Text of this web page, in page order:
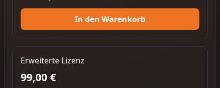
In den Warenkorb
Erweiterte Lizenz
99,00 €